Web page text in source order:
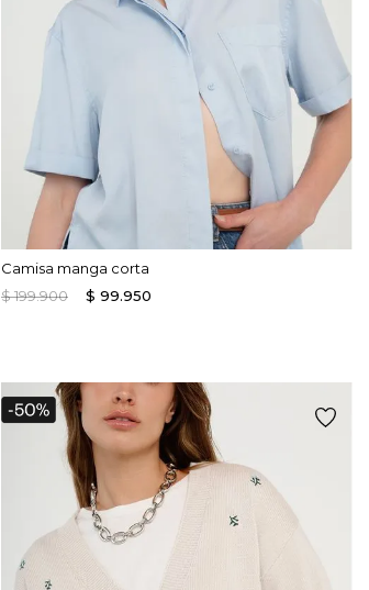
Camisa manga corta
$199.900 $ 99.950